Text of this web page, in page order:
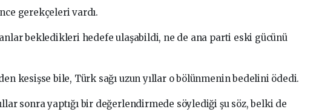
gerekçeleri vardı.
bekledikleri hedefe ulaşabildi, ne de ana parti eski gücünü
kesişse bile, Türk sağı uzun yıllar o bölünmenin bedelini ödedi.
sonra yaptığı bir değerlendirmede söylediği şu söz, belki de